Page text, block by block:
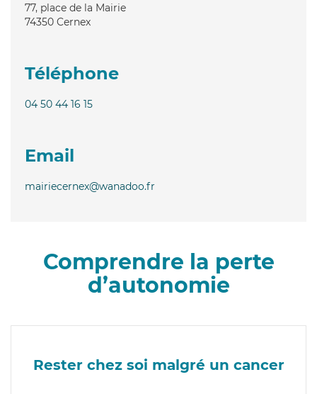
77, place de la Mairie
74350 Cernex
Téléphone
04 50 44 16 15
Email
mairiecernex@wanadoo.fr
Comprendre la perte
d’autonomie
Rester chez soi malgré un cancer